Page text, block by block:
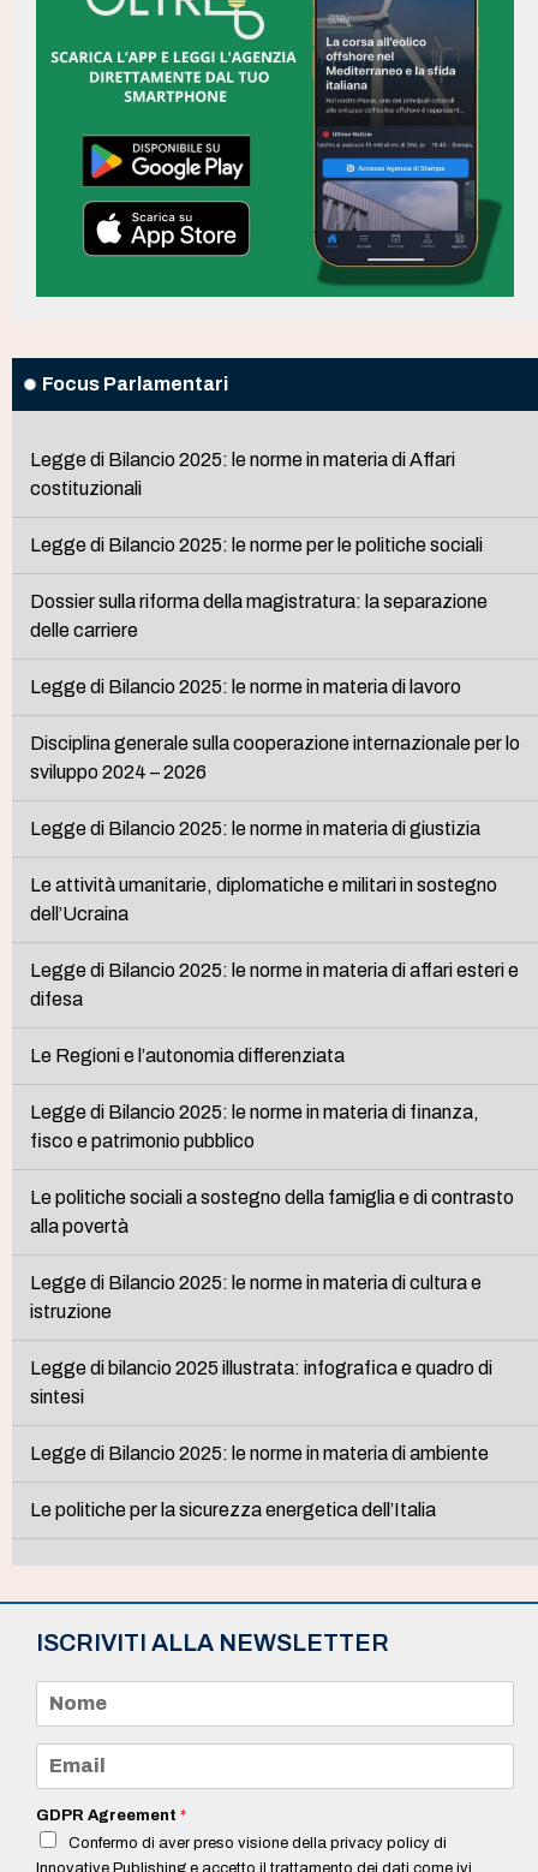
Focus Parlamentari
Legge di Bilancio 2025: le norme in materia di Affari
costituzionali
Legge di Bilancio 2025: le norme per le politiche sociali
Dossier sulla riforma della magistratura: la separazione
delle carriere
Legge di Bilancio 2025: le norme in materia di lavoro
Disciplina generale sulla cooperazione internazionale per lo
sviluppo 2024 – 2026
Legge di Bilancio 2025: le norme in materia di giustizia
Le attività umanitarie, diplomatiche e militari in sostegno
dell’Ucraina
Legge di Bilancio 2025: le norme in materia di affari esteri e
difesa
Le Regioni e l’autonomia differenziata
Legge di Bilancio 2025: le norme in materia di finanza,
fisco e patrimonio pubblico
Le politiche sociali a sostegno della famiglia e di contrasto
alla povertà
Legge di Bilancio 2025: le norme in materia di cultura e
istruzione
Legge di bilancio 2025 illustrata: infografica e quadro di
sintesi
Legge di Bilancio 2025: le norme in materia di ambiente
Le politiche per la sicurezza energetica dell’Italia
ISCRIVITI ALLA NEWSLETTER
m
e
a
i
*
GDPR Agreement *
Confermo di aver preso visione della privacy policy di
Innovative Publishing e accetto il trattamento dei dati come ivi